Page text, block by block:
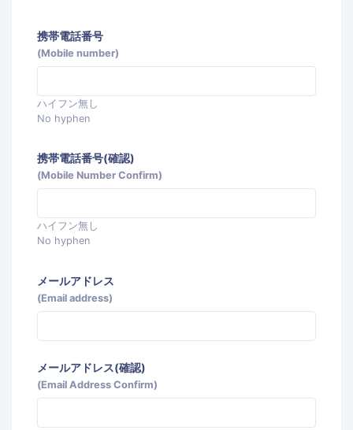
携帯電話番号
(Mobile number)
ハイフン無し
No hyphen
携帯電話番号(確認)
(Mobile Number Confirm)
ハイフン無し
No hyphen
メールアドレス
(Email address)
メールアドレス(確認)
(Email Address Confirm)